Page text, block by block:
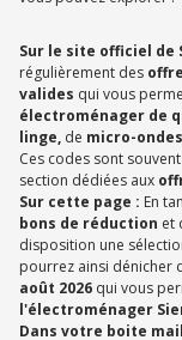
Sur le site officiel de
régulièrement des
valides qui vous
électroménager de
linge, de micro-
Ces codes sont
section dédiées aux
Sur cette page : En
bons de réduction et
disposition une
pourrez ainsi dénicher
août 2026 qui vous
l'électroménager
Dans votre boite